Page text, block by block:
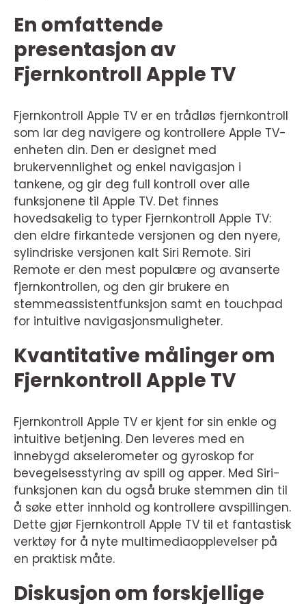
En omfattende
presentasjon av
Fjernkontroll Apple TV
Fjernkontroll Apple TV er en trådløs fjernkontroll
som lar deg navigere og kontrollere Apple TV-
enheten din. Den er designet med
brukervennlighet og enkel navigasjon i
tankene, og gir deg full kontroll over alle
funksjonene til Apple TV. Det finnes
hovedsakelig to typer Fjernkontroll Apple TV:
den eldre firkantede versjonen og den nyere,
sylindriske versjonen kalt Siri Remote. Siri
Remote er den mest populære og avanserte
fjernkontrollen, og den gir brukere en
stemmeassistentfunksjon samt en touchpad
for intuitive navigasjonsmuligheter.
Kvantitative målinger om
Fjernkontroll Apple TV
Fjernkontroll Apple TV er kjent for sin enkle og
intuitive betjening. Den leveres med en
innebygd akselerometer og gyroskop for
bevegelsesstyring av spill og apper. Med Siri-
funksjonen kan du også bruke stemmen din til
å søke etter innhold og kontrollere avspillingen.
Dette gjør Fjernkontroll Apple TV til et fantastisk
verktøy for å nyte multimediaopplevelser på
en praktisk måte.
Diskusjon om forskjellige